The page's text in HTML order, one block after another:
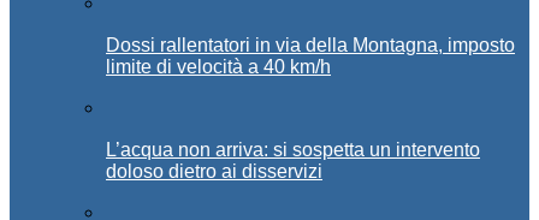
Dossi rallentatori in via della Montagna, imposto
limite di velocità a 40 km/h
L’acqua non arriva: si sospetta un intervento
doloso dietro ai disservizi